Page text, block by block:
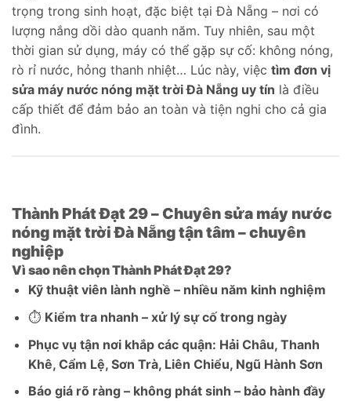
trọng trong sinh hoạt, đặc biệt tại Đà Nẵng – nơi có
lượng nắng dồi dào quanh năm. Tuy nhiên, sau một
thời gian sử dụng, máy có thể gặp sự cố: không nóng,
rò rỉ nước, hỏng thanh nhiệt… Lúc này, việc tìm đơn vị
sửa máy nước nóng mặt trời Đà Nẵng uy tín là điều
cấp thiết để đảm bảo an toàn và tiện nghi cho cả gia
đình.
Thành Phát Đạt 29 – Chuyên sửa máy nước
nóng mặt trời Đà Nẵng tận tâm – chuyên
nghiệp
Vì sao nên chọn Thành Phát Đạt 29?
Kỹ thuật viên lành nghề – nhiều năm kinh nghiệm
⏱️ Kiểm tra nhanh – xử lý sự cố trong ngày
Phục vụ tận nơi khắp các quận: Hải Châu, Thanh
Khê, Cẩm Lệ, Sơn Trà, Liên Chiểu, Ngũ Hành Sơn
Báo giá rõ ràng – không phát sinh – bảo hành đầy